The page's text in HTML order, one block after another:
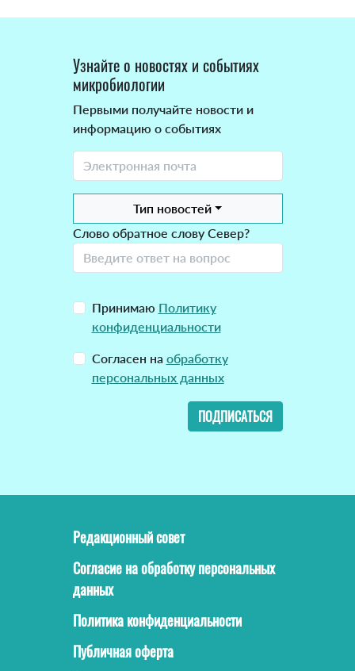
Узнайте о новостях и событиях
микробиологии
Первыми получайте новости и
информацию о событиях
Тип новостей
Слово обратное слову Север?
Принимаю Политику
конфиденциальности
Согласен на обработку
персональных данных
ПОДПИСАТЬСЯ
Редакционный совет
Согласие на обработку персональных
данных
Политика конфиденциальности
Публичная оферта